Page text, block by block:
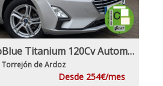
Ford Focus 1.5EcoBlue Titanium 120Cv Automático
Torrejón de Ardoz
Desde 254€/mes